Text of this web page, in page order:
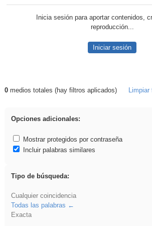
Inicia sesión para aportar contenidos,
reproducción...
Iniciar sesión
Resultados de: VDj
0medios totales (hay filtros aplicados) Limpiar
Opciones adicionales:
Mostrar protegidos por contraseña
Incluir palabras similares
Tipo de búsqueda:
Cualquier coincidencia
Todas las palabras
Exacta